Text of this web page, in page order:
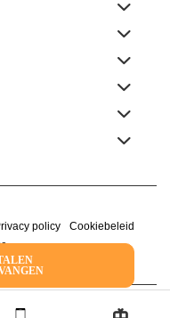
policy
Cookiebeleid